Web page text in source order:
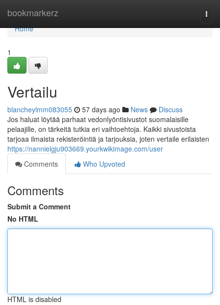
bookmarkerz
Home
Home
1
Vertailu
blancheylmm083055 57 days ago News
Discuss
Jos haluat löytää parhaat vedonlyöntisivustot suomalaisille
pelaajille, on tärkeitä tutkia eri vaihtoehtoja. Kaikki sivustoista
tarjoaa ilmaista rekisteröintiä ja tarjouksia, joten vertaile erilaisten
https://nannielgju903669.yourkwikimage.com/user
Comments
Who Upvoted
Comments
Submit a Comment
No HTML
HTML is disabled